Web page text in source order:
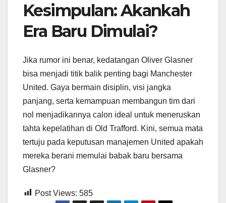
Kesimpulan: Akankah
Era Baru Dimulai?
Jika rumor ini benar, kedatangan Oliver Glasner
bisa menjadi titik balik penting bagi Manchester
United. Gaya bermain disiplin, visi jangka
panjang, serta kemampuan membangun tim dari
nol menjadikannya calon ideal untuk meneruskan
tahta kepelatihan di Old Trafford. Kini, semua mata
tertuju pada keputusan manajemen United apakah
mereka berani memulai babak baru bersama
Glasner?
Post Views: 585